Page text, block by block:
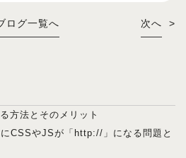
次へ >
ログ一覧へ
方法とそのメリット
CSSやJSが「http://」になる問題と